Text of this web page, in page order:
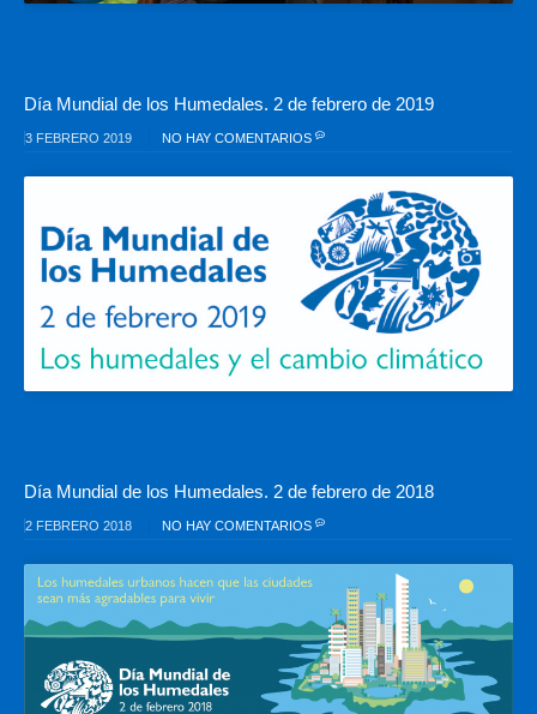
Día Mundial de los Humedales. 2 de febrero de 2019
3 FEBRERO 2019 NO HAY COMENTARIOS
Día Mundial de los Humedales. 2 de febrero de 2018
2 FEBRERO 2018 NO HAY COMENTARIOS